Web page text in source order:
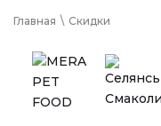
Главная \ Скидки